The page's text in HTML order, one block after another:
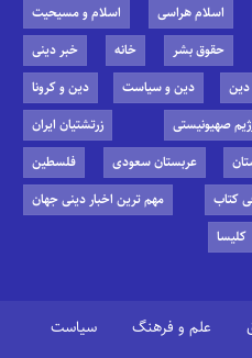
اسلام هراسی
اسلام و مسیحیت
حقوق بشر خانه
خبر دینی
دین دین و سیاست
دین و کرونا
صهیونیستی
زرتشتیان ایران
عربستان سعودی
فلسطین
کتاب
مهم ترین اخبار دینی جهان
کلیسا
علم و فرهنگ سیاست